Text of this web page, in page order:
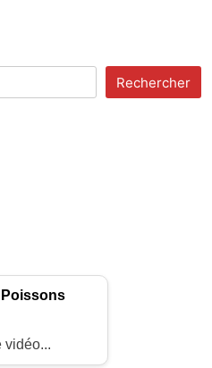
Rechercher
Poissons
vidéo...